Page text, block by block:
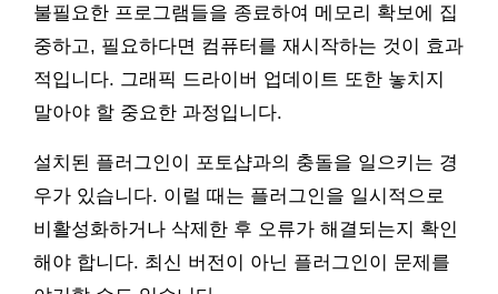
불필요한 프로그램들을 종료하여 메모리 확보에 집
중하고, 필요하다면 컴퓨터를 재시작하는 것이 효과
적입니다. 그래픽 드라이버 업데이트 또한 놓치지
말아야 할 중요한 과정입니다.
설치된 플러그인이 포토샵과의 충돌을 일으키는 경
우가 있습니다. 이럴 때는 플러그인을 일시적으로
비활성화하거나 삭제한 후 오류가 해결되는지 확인
해야 합니다. 최신 버전이 아닌 플러그인이 문제를